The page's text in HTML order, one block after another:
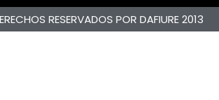
RESERVADOS POR DAFIURE 2013